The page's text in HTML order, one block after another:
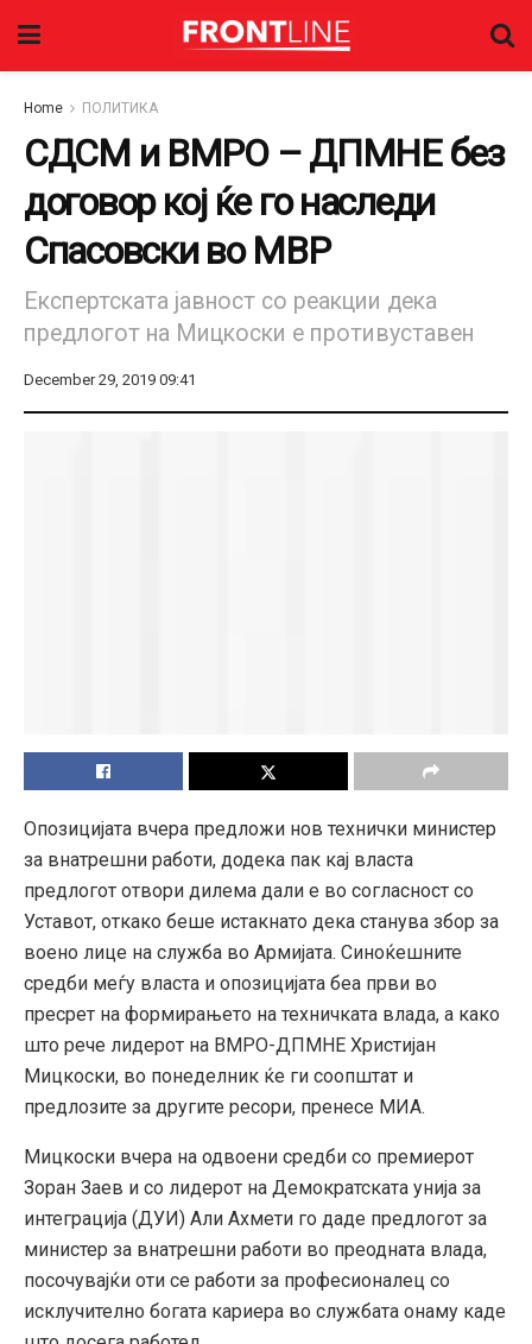
Home ПОЛИТИКА
СДСМ и ВМРО – ДПМНЕ без
договор кој ќе го наследи
Спасовски во МВР
Експертската јавност со реакции дека
предлогот на Мицкоски е противуставен
December 29, 2019 09:41
Опозицијата вчера предложи нов технички министер
за внатрешни работи, додека пак кај власта
предлогот отвори дилема дали е во согласност со
Уставот, откако беше истакнато дека станува збор за
воено лице на служба во Армијата. Синоќешните
средби меѓу власта и опозицијата беа први во
пресрет на формирањето на техничката влада, а како
што рече лидерот на ВМРО-ДПМНЕ Христијан
Мицкоски, во понеделник ќе ги соопштат и
предлозите за другите ресори, пренесе МИА.
Мицкоски вчера на одвоени средби со премиерот
Зоран Заев и со лидерот на Демократската унија за
интеграција (ДУИ) Али Ахмети го даде предлогот за
министер за внатрешни работи во преодната влада,
посочувајќи оти се работи за професионалец со
исклучително богата кариера во службата онаму каде